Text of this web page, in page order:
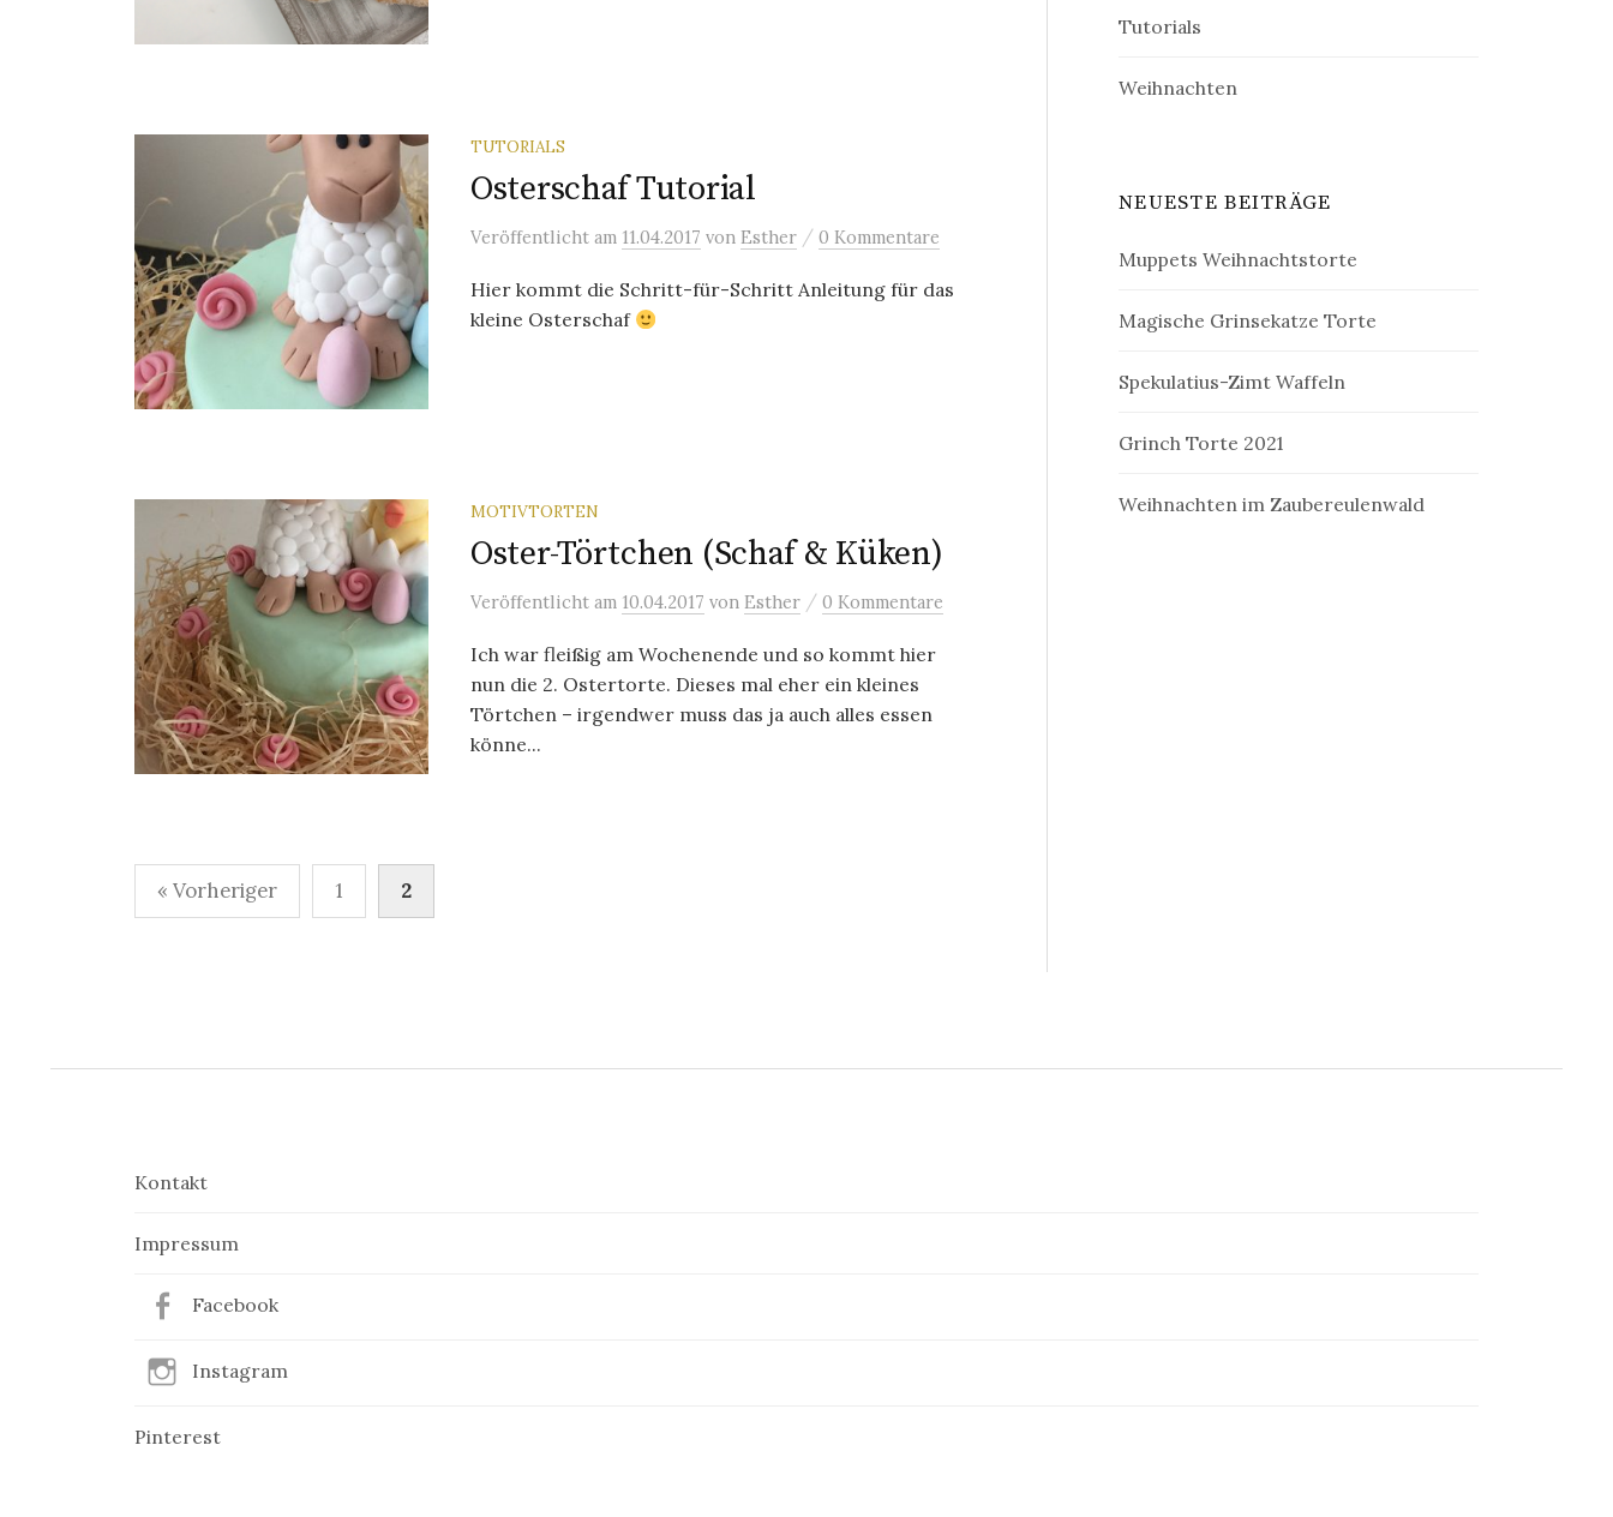
TUTORIALS
Osterschaf Tutorial
Veröffentlicht am 11.04.2017 von Esther / 0 Kommentare
Hier kommt die Schritt-für-Schritt Anleitung für das
kleine Osterschaf
MOTIVTORTEN
Oster-Törtchen (Schaf & Küken)
Veröffentlicht am 10.04.2017 von Esther / 0 Kommentare
Ich war fleißig am Wochenende und so kommt hier
nun die 2. Ostertorte. Dieses mal eher ein kleines
Törtchen – irgendwer muss das ja auch alles essen
könne...
a
g
N
a
« Vorheriger 1 2
Tutorials
Weihnachten
NEUESTE BEITRÄGE
Muppets Weihnachtstorte
Magische Grinsekatze Torte
Spekulatius-Zimt Waffeln
Grinch Torte 2021
Weihnachten im Zaubereulenwald
Kontakt
Impressum
Facebook
Instagram
Pinterest